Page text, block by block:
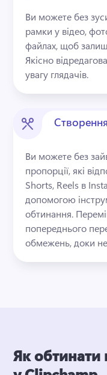
Ви можете без
рамки у відео,
Якісно
увагу глядачів.
Ви можете без
пропорції, які
Shorts, Reels в
допомогою
обтинання.
попереднього
обмежень, доки не
Як обтинати